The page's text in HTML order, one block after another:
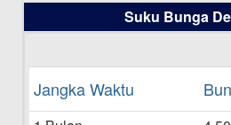
Daftar Pemenang
Bulan Juni 2025
Daftar Pemenang
Bulan Mei 2025
Suku Bunga
Jangka Waktu